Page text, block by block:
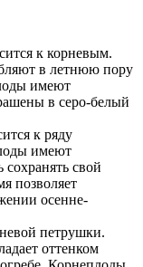
к корневым.
в летнюю пору
имеют
в серо-белый
к ряду
имеют
свой
позволяет
осенне-
петрушки.
оттенком